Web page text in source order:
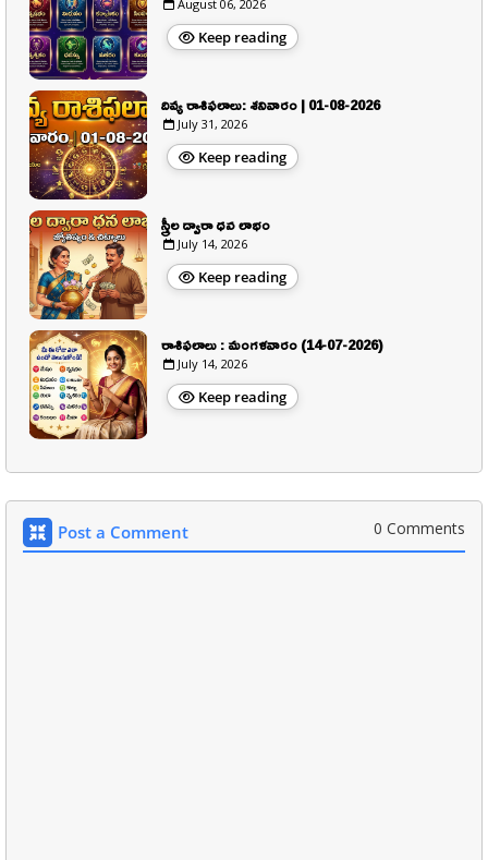
August 06, 2026
Keep reading
దివ్య రాశిఫలాలు: శనివారం | 01-08-2026
July 31, 2026
Keep reading
స్త్రీల ద్వారా ధన లాభం
July 14, 2026
Keep reading
రాశిఫలాలు : మంగళవారం (14-07-2026)
July 14, 2026
Keep reading
Post a Comment 0 Comments